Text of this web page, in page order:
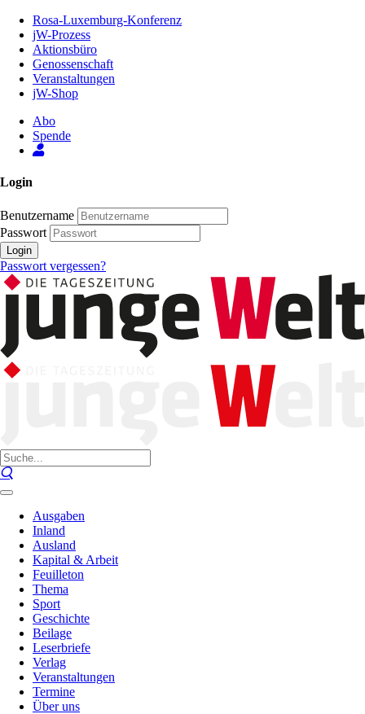
Inhalt
Seite
Rosa-Luxemburg-Konferenz
jW-Prozess
Aktionsbüro
Genossenschaft
Veranstaltungen
jW-Shop
Abo
Spende
Login
Benutzername
Passwort
Login
Passwort vergessen?
Ausgaben
Inland
Ausland
Kapital & Arbeit
Feuilleton
Thema
Sport
Geschichte
Beilage
Leserbriefe
Verlag
Veranstaltungen
Termine
Über uns